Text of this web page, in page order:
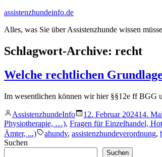
Zum
springen
assistenzhundeinfo.de
Alles, was Sie über Assistenzhunde wissen
Schlagwort-Archive: recht
Welche rechtlichen
Im wesentlichen können wir hier §§12e ff BGG
Veröffentlicht
von
AssistenzhundeInfo 12. Februar 202414.
Physiotherapie, …), Fragen für Einzelhandel,
Ämter, ...)
Schlagwörter:
ahundv, assistenzhundeverordnung,
Suchen
Suchen